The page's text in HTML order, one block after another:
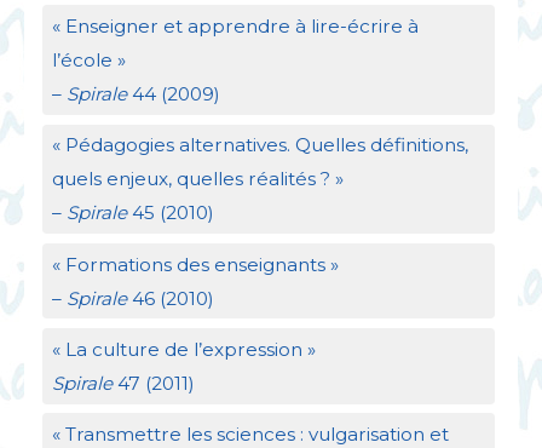
« Enseigner et apprendre à lire-écrire à
l’école »
– Spirale44 (2009)
« Pédagogies alternatives. Quelles définitions,
quels enjeux, quelles réalités ? »
– Spirale45 (2010)
« Formations des enseignants »
– Spirale46 (2010)
« La culture de l’expression »
Spirale47 (2011)
« Transmettre les sciences : vulgarisation et